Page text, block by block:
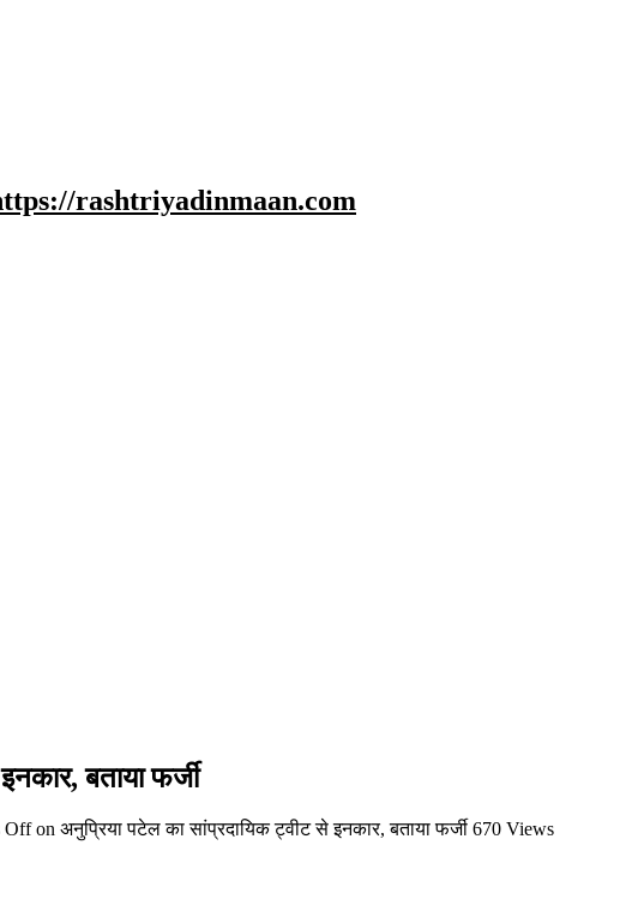
rashtriyadinmaan.com
बताया फर्जी
Offon अनुप्रिया पटेल का सांप्रदायिक ट्वीट से इनकार, बताया फर्जी 670 Views